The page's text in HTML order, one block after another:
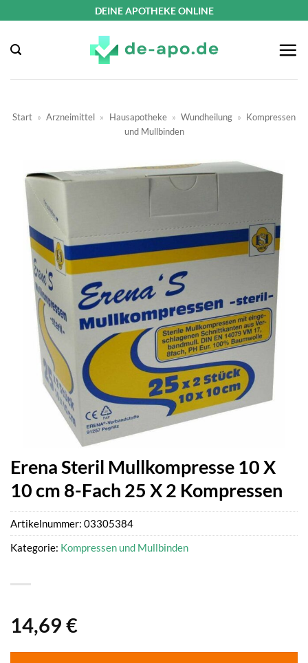
springen
DEINE APOTHEKE ONLINE
Start » Arzneimittel » Hausapotheke » Wundheilung » Kompressen
und Mullbinden
Erena Steril Mullkompresse 10 X
10 cm 8-Fach 25 X 2 Kompressen
14,69 €
Artikelnummer: 03305384
Kategorie: Kompressen und Mullbinden